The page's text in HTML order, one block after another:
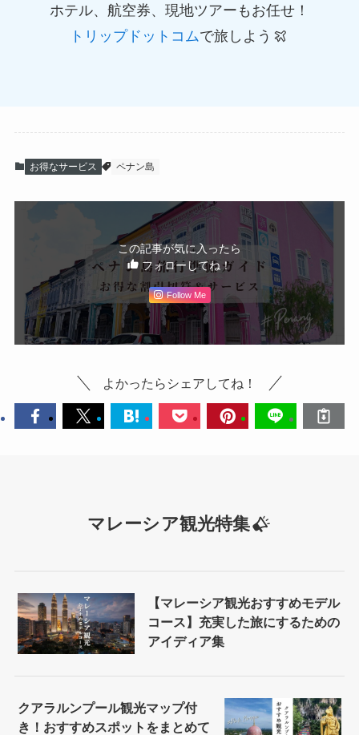
ホテル、航空券、現地ツアーもお任せ！
トリップドットコムで旅しよう
お得なサービス ペナン島
この記事が気に入ったら
フォローしてね！
Follow Me
よかったらシェアしてね！
マレーシア観光特集
【マレーシア観光おすすめモデル
コース】充実した旅にするための
アイディア集
クアラルンプール観光マップ付
き！おすすめスポットをまとめて